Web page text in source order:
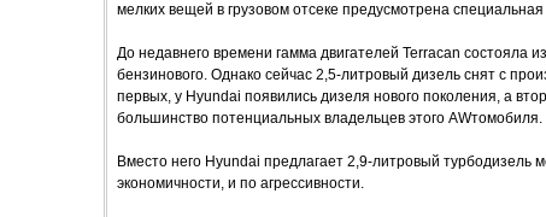
мелких вещей в грузовом отсеке предусмотрена специальная
До недавнего времени гамма двигателей Terracan состояла
бензинового. Однако сейчас 2,5-литровый дизель снят с
первых, у Hyundai появились дизеля нового поколения, а
большинство потенциальных владельцев этого AWтомобиля.
Вместо него Hyundai предлагает 2,9-литровый турбодизель
экономичности, и по агрессивности.